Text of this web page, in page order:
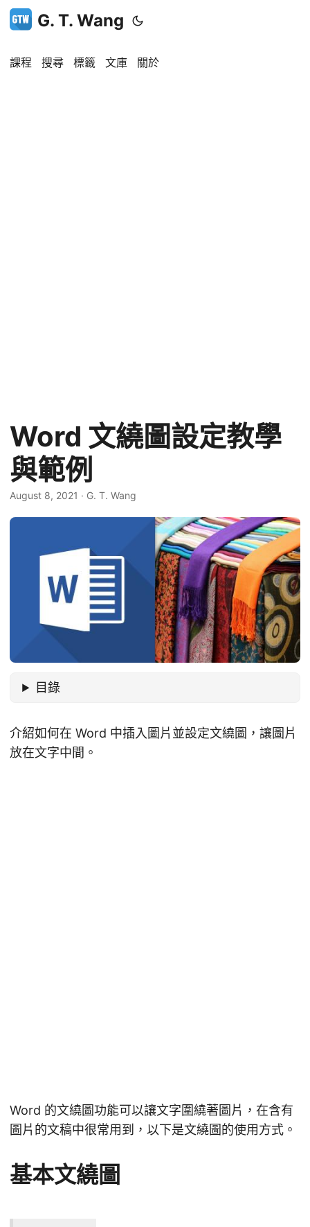
G. T. Wang
課程 搜尋 標籤 文庫 關於
Word 文繞圖設定教學
與範例
August 8, 2021 · G. T. Wang
目錄
介紹如何在 Word 中插入圖片並設定文繞圖，讓圖片
放在文字中間。
Word 的文繞圖功能可以讓文字圍繞著圖片，在含有
圖片的文稿中很常用到，以下是文繞圖的使用方式。
基本文繞圖